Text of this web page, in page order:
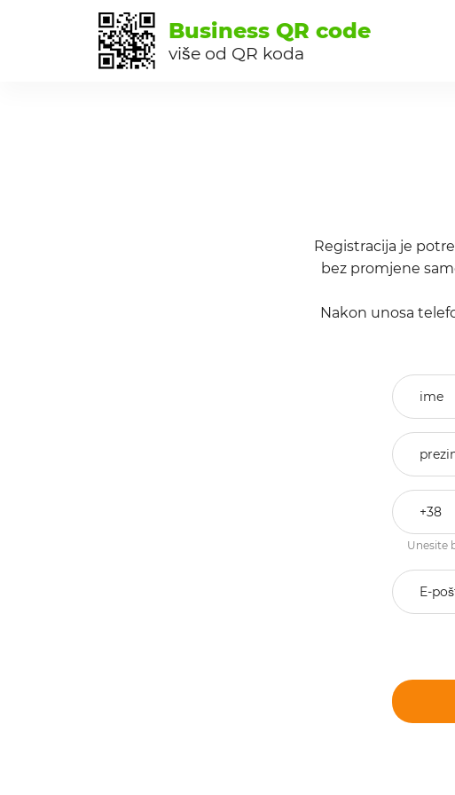
Business QR code
više od QR koda
Registracija je
bez promjene
Nakon unosa
Unesite